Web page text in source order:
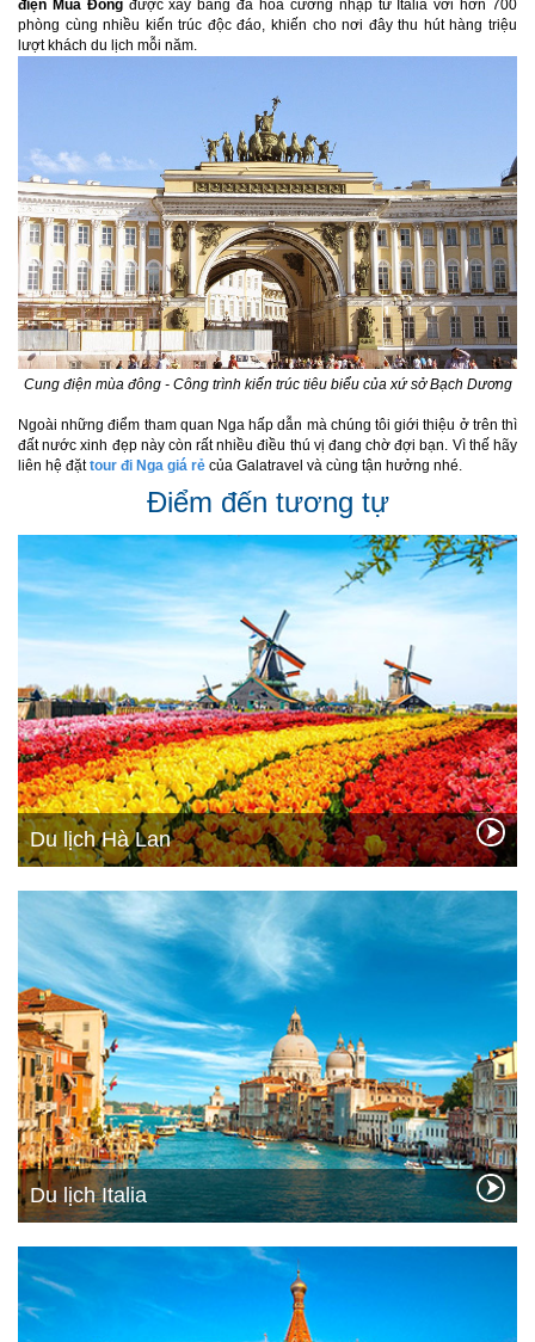
điện Mùa Đôngđược xây bằng đá hoa cương nhập từ Italia với hơn 700
phòng cùng nhiều kiến trúc độc đáo, khiến cho nơi đây thu hút hàng triệu
lượt khách du lịch mỗi năm.
Cung điện mùa đông - Công trình kiến trúc tiêu biểu của xứ sở Bạch Dương
Ngoài những điểm tham quan Nga hấp dẫn mà chúng tôi giới thiệu ở trên thì
đất nước xinh đẹp này còn rất nhiều điều thú vị đang chờ đợi bạn. Vì thế hãy
liên hệ đặttour đi Nga giá rẻ của Galatravel và cùng tận hưởng nhé.
Điểm đến tương tự
Du lịch Hà Lan
Du lịch Italia